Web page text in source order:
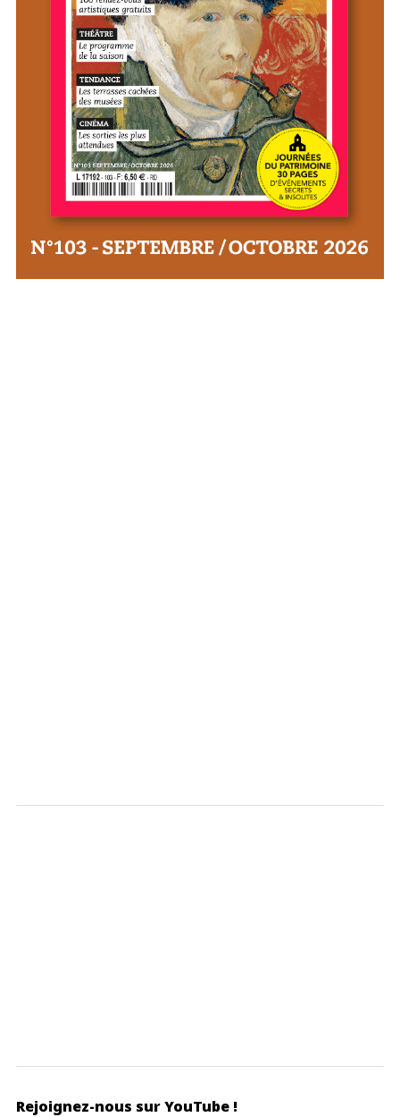
Rejoignez-nous sur YouTube !